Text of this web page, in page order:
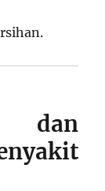
dan